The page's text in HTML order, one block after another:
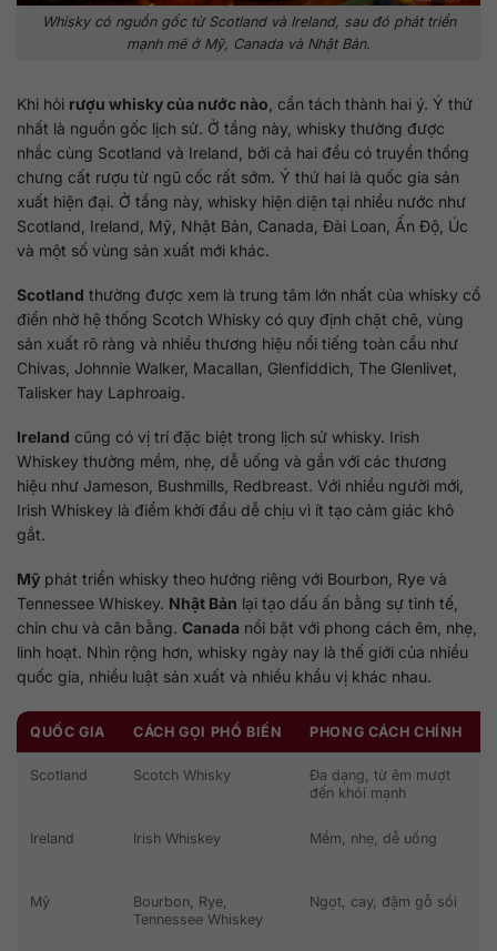
Whisky có nguồn gốc từ Scotland và Ireland, sau đó phát triển
mạnh mẽ ở Mỹ, Canada và Nhật Bản.
Khi hỏi rượu whisky của nước nào , cần tách thành hai ý. Ý thứ
nhất là nguồn gốc lịch sử. Ở tầng này, whisky thường được
nhắc cùng Scotland và Ireland, bởi cả hai đều có truyền thống
chưng cất rượu từ ngũ cốc rất sớm. Ý thứ hai là quốc gia sản
xuất hiện đại. Ở tầng này, whisky hiện diện tại nhiều nước như
Scotland, Ireland, Mỹ, Nhật Bản, Canada, Đài Loan, Ấn Độ, Úc
và một số vùng sản xuất mới khác.
Scotland thường được xem là trung tâm lớn nhất của whisky cổ
điển nhờ hệ thống Scotch Whisky có quy định chặt chẽ, vùng
sản xuất rõ ràng và nhiều thương hiệu nổi tiếng toàn cầu như
Chivas, Johnnie Walker, Macallan, Glenfiddich, The Glenlivet,
Talisker hay Laphroaig.
Ireland cũng có vị trí đặc biệt trong lịch sử whisky. Irish
Whiskey thường mềm, nhẹ, dễ uống và gắn với các thương
hiệu như Jameson, Bushmills, Redbreast. Với nhiều người mới,
Irish Whiskey là điểm khởi đầu dễ chịu vì ít tạo cảm giác khô
gắt.
Mỹ phát triển whisky theo hướng riêng với Bourbon, Rye và
Tennessee Whiskey. Nhật Bản lại tạo dấu ấn bằng sự tinh tế,
chỉn chu và cân bằng. Canada nổi bật với phong cách êm, nhẹ,
linh hoạt. Nhìn rộng hơn, whisky ngày nay là thế giới của nhiều
quốc gia, nhiều luật sản xuất và nhiều khẩu vị khác nhau.
QUỐC GIA CÁCH GỌI PHỔ BIẾN PHONG CÁCH CHÍNH
Scotland Scotch Whisky
Đa dạng, từ êm mượt
đến khói mạnh
Ireland Irish Whiskey Mềm, nhẹ, dễ uống
Mỹ
Bourbon, Rye,
Tennessee Whiskey
Ngọt, cay, đậm gỗ sồi